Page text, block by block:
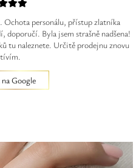
personálu, přístup zlatníka
doporučí. Byla jsem strašně nadšena!
tu naleznete. Určitě prodejnu znovu
Google